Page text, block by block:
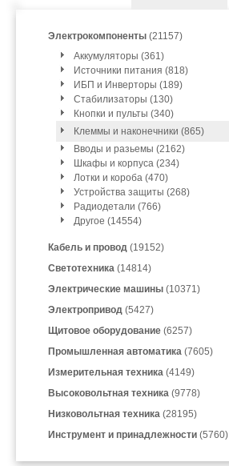
Электрокомпоненты (21157)
Аккумуляторы (361)
Источники питания (818)
ИБП и Инверторы (189)
Стабилизаторы (130)
Кнопки и пульты (340)
Клеммы и наконечники (865)
Вводы и разьемы (2162)
Шкафы и корпуса (234)
Лотки и короба (470)
Устройства защиты (268)
Радиодетали (766)
Другое (14554)
Кабель и провод (19152)
Светотехника (14814)
Электрические машины (10371)
Электропривод (5427)
Щитовое оборудование (6257)
Промышленная автоматика (7605)
Измерительная техника (4149)
Высоковольтная техника (9778)
Низковольтная техника (28195)
Инструмент и принадлежности (5760)